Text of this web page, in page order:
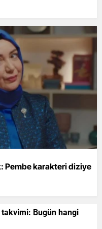
Pembe karakteri diziye
Bugün hangi